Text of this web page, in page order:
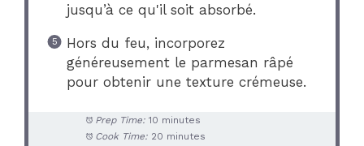
jusqu’à ce qu'il soit absorbé.
Hors du feu, incorporez
généreusement le parmesan râpé
pour obtenir une texture crémeuse.
Prep Time: 10 minutes
Cook Time: 20 minutes